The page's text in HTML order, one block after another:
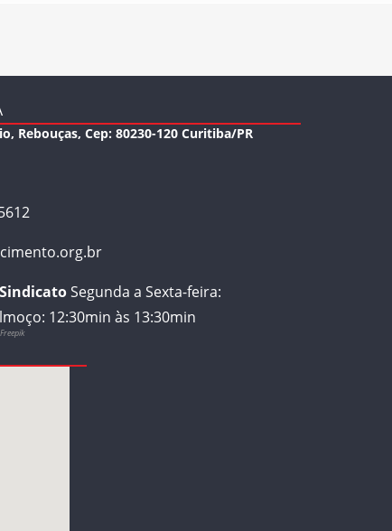
Rebouças, Cep: 80230-120 Curitiba/PR
Segunda a Sexta-feira:
12:30min às 13:30min